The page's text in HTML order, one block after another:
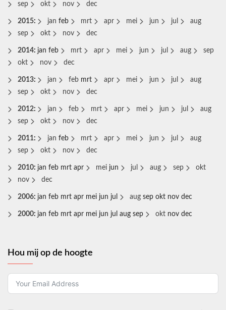
sep
okt nov dec
2015: jan feb mrt apr mei jun jul
aug
sep
okt nov dec
2014: jan feb mrt apr mei jun jul aug
sep
okt
nov dec
2013: jan feb mrt apr mei jun jul
aug
sep
okt nov dec
2012: jan feb mrt apr mei jun jul
aug
sep
okt nov dec
2011: jan feb mrt apr mei jun jul
aug
sep
okt nov dec
2010: jan feb mrt apr mei jun jul aug sep
okt
nov
dec
2006: jan feb mrt apr mei jun jul aug sep okt nov dec
2000: jan feb mrt apr mei jun jul aug sep okt nov dec
Hou mij op de hoogte